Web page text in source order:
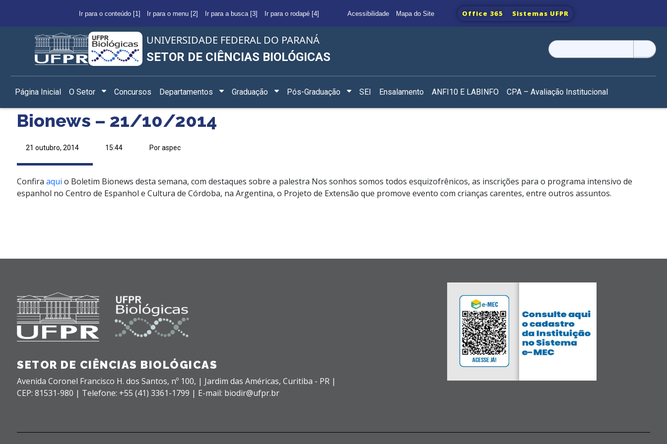
Ir para o conteúdo [1] Ir para o menu [2] Ir para a busca [3] Ir para o rodapé [4] Acessibilidade Mapa do Site Office 365 Sistemas UFPR
UNIVERSIDADE FEDERAL DO PARANÁ
SETOR DE CIÊNCIAS BIOLÓGICAS
Pesquisar
por:
Página Inicial O Setor Concursos Departamentos Graduação Pós-Graduação SEI Ensalamento ANFI10 E LABINFO CPA – Avaliação Institucional
Bionews – 21/10/2014
21 outubro, 2014 15:44 Por aspec
Confira aqui o Boletim Bionews desta semana, com destaques sobre a palestra Nos sonhos somos todos esquizofrênicos, as inscrições para o programa intensivo de
espanhol no Centro de Espanhol e Cultura de Córdoba, na Argentina, o Projeto de Extensão que promove evento com crianças carentes, entre outros assuntos.
SETOR DE CIÊNCIAS BIOLÓGICAS
Avenida Coronel Francisco H. dos Santos, nº 100, | Jardim das Américas, Curitiba - PR |
CEP: 81531-980 | Telefone: +55 (41) 3361-1799 | E-mail: biodir@ufpr.br